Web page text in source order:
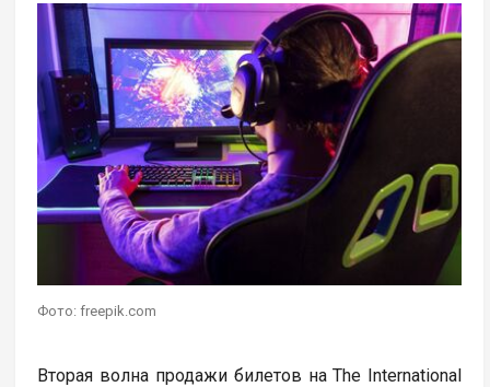
Фото: freepik.com
Вторая волна продажи билетов на The International